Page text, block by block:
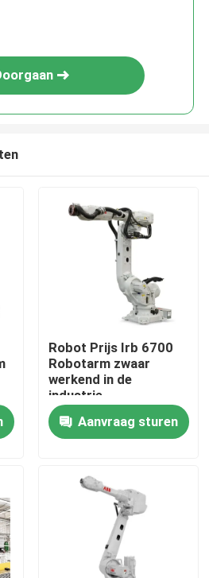
Robot Prijs Irb 6700
Robotarm zwaar
werkend in de
industrie
Aanvraag sturen